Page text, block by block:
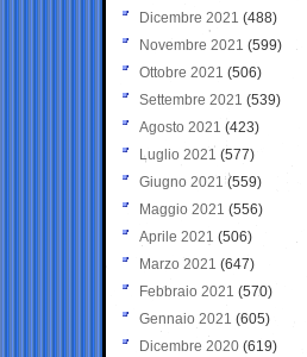
Dicembre 2021 (488)
Novembre 2021 (599)
Ottobre 2021 (506)
Settembre 2021 (539)
Agosto 2021 (423)
Luglio 2021 (577)
Giugno 2021(559)
Maggio 2021 (556)
Aprile 2021 (506)
Marzo 2021 (647)
Febbraio 2021 (570)
Gennaio 2021 (605)
Dicembre 2020 (619)